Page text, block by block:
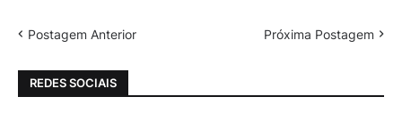
Postagem Anterior Próxima Postagem
REDES SOCIAIS